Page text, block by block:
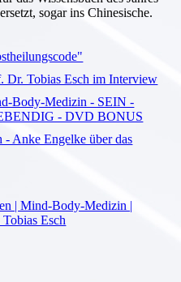
sogar ins Chinesische.
Dr. Tobias Esch im Interview
Body-Medizin - SEIN -
- DVD BONUS
Anke Engelke über das
| Mind-Body-Medizin |
Esch